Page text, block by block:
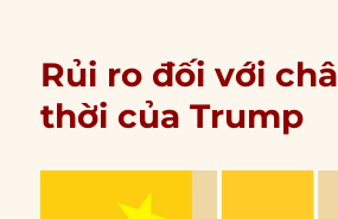
Rủi ro đối với
thời của Trump